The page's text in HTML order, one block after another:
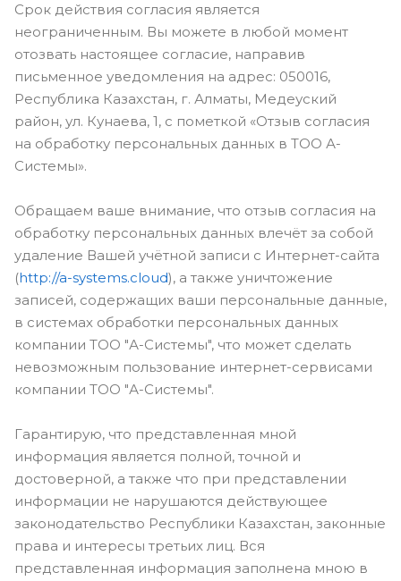
Срок действия согласия является
неограниченным. Вы можете в любой момент
отозвать настоящее согласие, направив
письменное уведомления на адрес: 050016,
Республика Казахстан, г. Алматы, ​Медеуский
район, ул. Кунаева, 1, с пометкой «Отзыв согласия
на обработку персональных данных в ТОО А-
Системы».
Обращаем ваше внимание, что отзыв согласия на
обработку персональных данных влечёт за собой
удаление Вашей учётной записи с Интернет-сайта
(http://a-systems.cloud), а также уничтожение
записей, содержащих ваши персональные данные,
в системах обработки персональных данных
компании ТОО "А-Системы", что может сделать
невозможным пользование интернет-сервисами
компании ТОО "А-Системы".
Гарантирую, что представленная мной
информация является полной, точной и
достоверной, а также что при представлении
информации не нарушаются действующее
законодательство Республики Казахстан, законные
права и интересы третьих лиц. Вся
представленная информация заполнена мною в